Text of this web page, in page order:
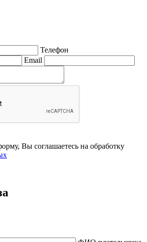
Телефон
Email
Вы соглашаетесь на обработку